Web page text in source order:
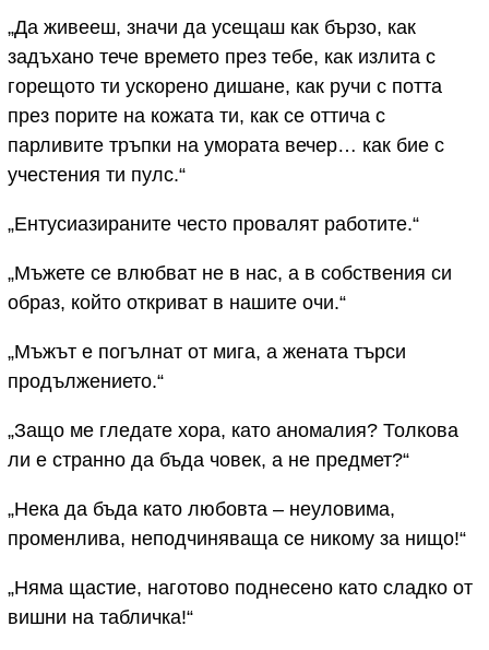
„Да живееш, значи да усещаш как бързо, как
задъхано тече времето през тебе, как излита с
горещото ти ускорено дишане, как ручи с потта
през порите на кожата ти, как се оттича с
парливите тръпки на умората вечер… как бие с
учестения ти пулс.“
„Ентусиазираните често провалят работите.“
„Мъжете се влюбват не в нас, а в собствения си
образ, който откриват в нашите очи.“
„Мъжът е погълнат от мига, а жената търси
продължението.“
„Защо ме гледате хора, като аномалия? Толкова
ли е странно да бъда човек, а не предмет?“
„Нека да бъда като любовта – неуловима,
променлива, неподчиняваща се никому за нищо!“
„Няма щастие, наготово поднесено като сладко от
вишни на табличка!“